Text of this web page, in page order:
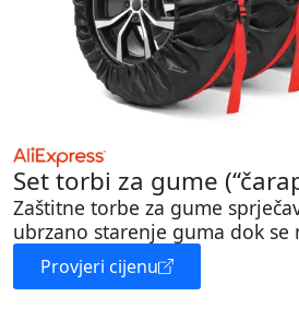
Set torbi za gume
Zaštitne torbe za gume
ubrzano starenje guma dok se
Provjeri cijenu